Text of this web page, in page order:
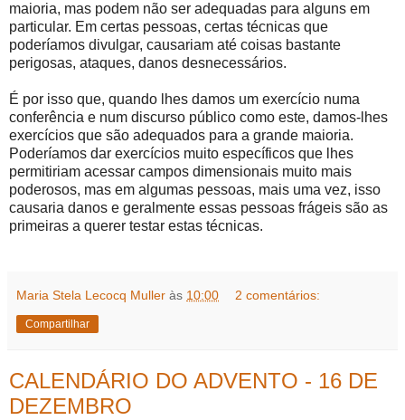
maioria, mas podem não ser adequadas para alguns em
particular. Em certas pessoas, certas técnicas que
poderíamos divulgar, causariam até coisas bastante
perigosas, ataques, danos desnecessários.
É por isso que, quando lhes damos um exercício numa
conferência e num discurso público como este, damos-lhes
exercícios que são adequados para a grande maioria.
Poderíamos dar exercícios muito específicos que lhes
permitiriam acessar campos dimensionais muito mais
poderosos, mas em algumas pessoas, mais uma vez, isso
causaria danos e geralmente essas pessoas frágeis são as
primeiras a querer testar estas técnicas.
Maria Stela Lecocq Muller às 10:00 2 comentários:
Compartilhar
CALENDÁRIO DO ADVENTO - 16 DE
DEZEMBRO